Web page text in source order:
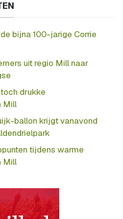
bijna 100-jarige Corrie
uit regio Mill naar
drukke
Mill
ballon krijgt vanavond
tijdens warme
Mill